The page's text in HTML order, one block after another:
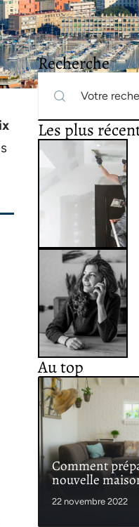
Recherche
Les plus
Au top
Comment
nouvelle
22 novembre 2022